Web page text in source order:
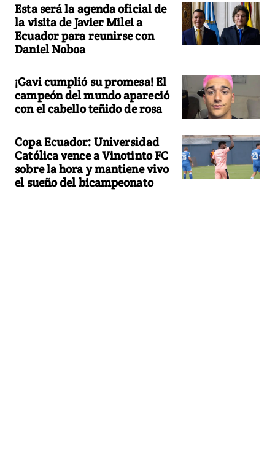
Esta será la agenda oficial de
la visita de Javier Milei a
Ecuador para reunirse con
Daniel Noboa
¡Gavi cumplió su promesa! El
campeón del mundo apareció
con el cabello teñido de rosa
Copa Ecuador: Universidad
Católica vence a Vinotinto FC
sobre la hora y mantiene vivo
el sueño del bicampeonato